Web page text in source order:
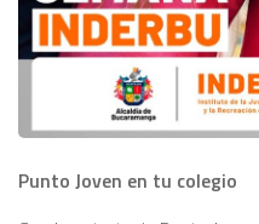
Punto Joven en tu colegio